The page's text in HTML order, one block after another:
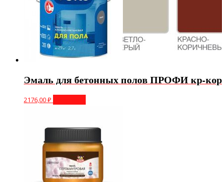
Эмаль для бетонных полов ПРОФИ кр-кор
2176,00₽